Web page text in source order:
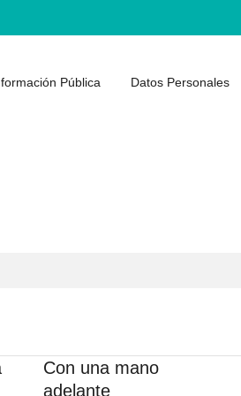
Pública Datos Personales
Con una mano
adelante